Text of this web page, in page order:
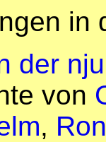
in
der
von
,